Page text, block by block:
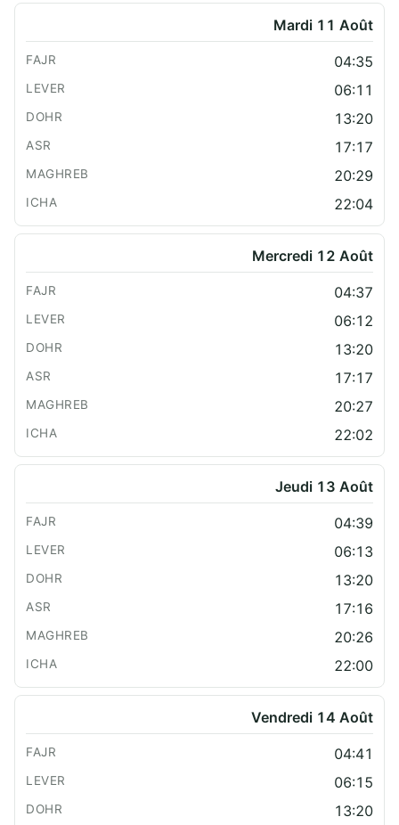
Mardi 11 Août
04:35
06:11
13:20
17:17
20:29
22:04
Mercredi 12 Août
04:37
06:12
13:20
17:17
20:27
22:02
Jeudi 13 Août
04:39
06:13
13:20
17:16
20:26
22:00
Vendredi 14 Août
04:41
06:15
13:20